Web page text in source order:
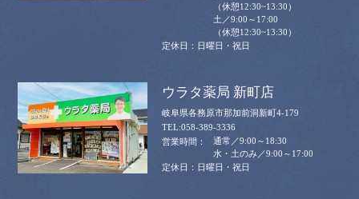
（休憩12:30~13:30）
土／9:00～17:00
（休憩12:30~13:30）
日曜日・祝日
ウラタ薬局 新町店
岐阜県各務原市那加前洞新町4-179
058-389-3336
通常／9:00～18:30
水・土のみ／9:00～17:00
日曜日・祝日